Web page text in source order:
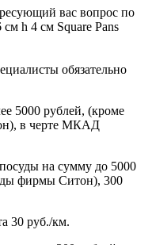
вас вопрос по
h 4 см Square Pans
обязательно
5000 рублей, (кроме
в черте МКАД
на сумму до 5000
фирмы Ситон), 300
30 руб./км.